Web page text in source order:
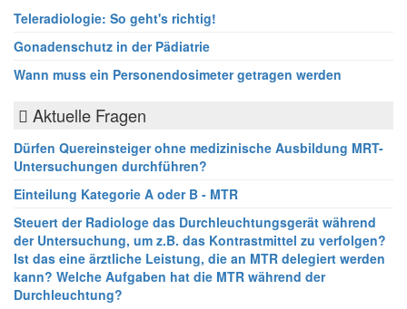
Teleradiologie: So geht's richtig!
Gonadenschutz in der Pädiatrie
Wann muss ein Personendosimeter getragen werden
Aktuelle Fragen
Dürfen Quereinsteiger ohne medizinische Ausbildung MRT-
Untersuchungen durchführen?
Einteilung Kategorie A oder B - MTR
Steuert der Radiologe das Durchleuchtungsgerät während
der Untersuchung, um z.B. das Kontrastmittel zu verfolgen?
Ist das eine ärztliche Leistung, die an MTR delegiert werden
kann? Welche Aufgaben hat die MTR während der
Durchleuchtung?